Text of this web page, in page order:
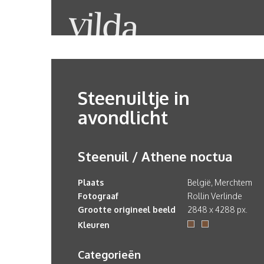
Steenuiltje in
avondlicht
Steenuil / Athene noctua
Plaats
België, Merchtem
Fotograaf
Rollin Verlinde
Grootte origineel beeld
2848 x 4288 px.
Kleuren
Categorieën